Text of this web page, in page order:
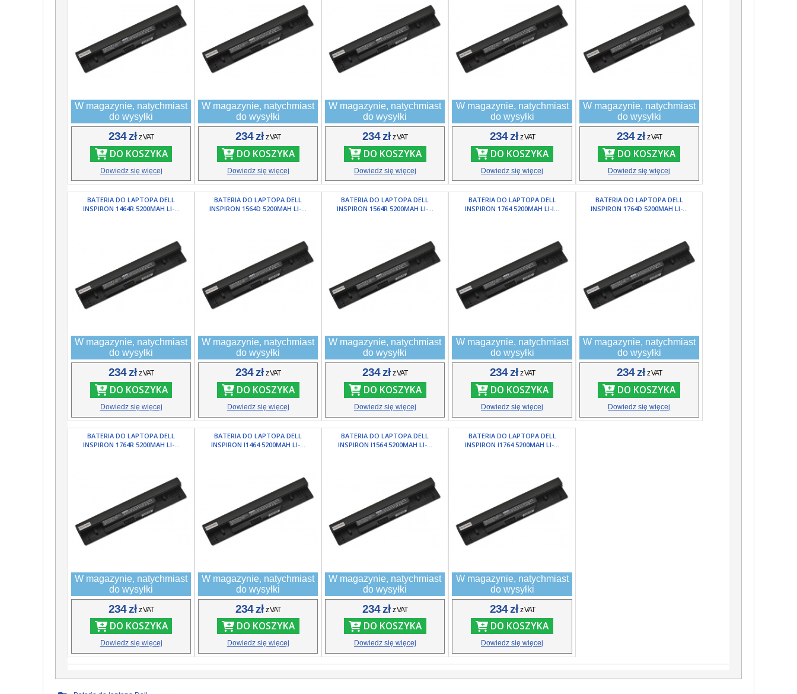
W magazynie, natychmiast
do wysyłki
234 złz VAT
DO KOSZYKA
Dowiedz się więcej
W magazynie, natychmiast
do wysyłki
234 złz VAT
DO KOSZYKA
Dowiedz się więcej
W magazynie, natychmiast
do wysyłki
234 złz VAT
DO KOSZYKA
Dowiedz się więcej
W magazynie, natychmiast
do wysyłki
234 złz VAT
DO KOSZYKA
Dowiedz się więcej
W magazynie, natychmiast
do wysyłki
234 złz VAT
DO KOSZYKA
Dowiedz się więcej
BATERIA DO LAPTOPA DELL
INSPIRON 1464R 5200MAH LI-...
W magazynie, natychmiast
do wysyłki
234 złz VAT
DO KOSZYKA
Dowiedz się więcej
BATERIA DO LAPTOPA DELL
INSPIRON 1564D 5200MAH LI-...
W magazynie, natychmiast
do wysyłki
234 złz VAT
DO KOSZYKA
Dowiedz się więcej
BATERIA DO LAPTOPA DELL
INSPIRON 1564R 5200MAH LI-...
W magazynie, natychmiast
do wysyłki
234 złz VAT
DO KOSZYKA
Dowiedz się więcej
BATERIA DO LAPTOPA DELL
INSPIRON 1764 5200MAH LI-I...
W magazynie, natychmiast
do wysyłki
234 złz VAT
DO KOSZYKA
Dowiedz się więcej
BATERIA DO LAPTOPA DELL
INSPIRON 1764D 5200MAH LI-...
W magazynie, natychmiast
do wysyłki
234 złz VAT
DO KOSZYKA
Dowiedz się więcej
BATERIA DO LAPTOPA DELL
INSPIRON 1764R 5200MAH LI-...
W magazynie, natychmiast
do wysyłki
234 złz VAT
DO KOSZYKA
Dowiedz się więcej
BATERIA DO LAPTOPA DELL
INSPIRON I1464 5200MAH LI-...
W magazynie, natychmiast
do wysyłki
234 złz VAT
DO KOSZYKA
Dowiedz się więcej
BATERIA DO LAPTOPA DELL
INSPIRON I1564 5200MAH LI-...
W magazynie, natychmiast
do wysyłki
234 złz VAT
DO KOSZYKA
Dowiedz się więcej
BATERIA DO LAPTOPA DELL
INSPIRON I1764 5200MAH LI-...
W magazynie, natychmiast
do wysyłki
234 złz VAT
DO KOSZYKA
Dowiedz się więcej